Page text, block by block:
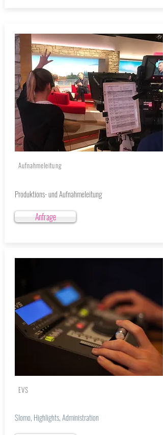
Aufnahmeleitung
Produktions- und Aufnahmeleitung
Anfrage
EVS
Slomo, Highlights, Administration